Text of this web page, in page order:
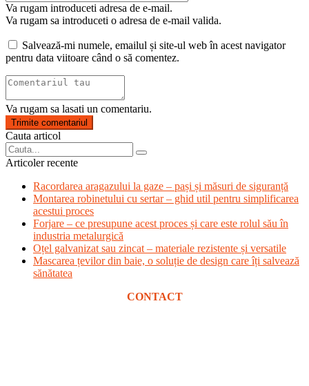
Va rugam introduceti adresa de e-mail.
Va rugam sa introduceti o adresa de e-mail valida.
Salvează-mi numele, emailul și site-ul web în acest navigator
pentru data viitoare când o să comentez.
Va rugam sa lasati un comentariu.
Trimite comentariul
Cauta articol
Articoler recente
Racordarea aragazului la gaze – pași și măsuri de siguranță
Montarea robinetului cu sertar – ghid util pentru simplificarea
acestui proces
Forjare – ce presupune acest proces și care este rolul său în
industria metalurgică
Oțel galvanizat sau zincat – materiale rezistente și versatile
Mascarea țevilor din baie, o soluție de design care îți salvează
sănătatea
CONTACT